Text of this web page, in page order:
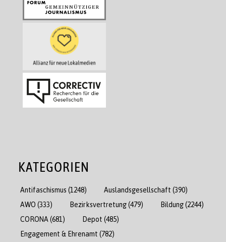
KATEGORIEN
Antifaschismus (1248) Auslandsgesellschaft (390)
AWO (333) Bezirksvertretung(479) Bildung(2244)
CORONA (681) Depot (485)
Engagement & Ehrenamt (782)